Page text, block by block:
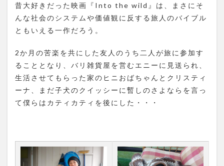
昔大好きだった映画『Into the wild』は、まさにそ
んな社会のシステムや価値観に反する旅人のバイブル
ともいえる一作だろう。
2か月の苦楽を共にした友人のうち二人が旅に参加す
ることとなり、バリ雑貨屋を営むエニーに見送られ、
生活させてもらった家のヒニおばちゃんとクリスティ
ーナ、まだ子犬のクイッシーに暫しのさよならを言っ
て僕らはカティカティを後にした・・・